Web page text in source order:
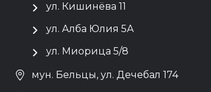
ул. Кишинёва 11
ул. Алба Юлия 5А
ул. Миорица 5/8
мун. Бельцы, ул. Дечебал 174